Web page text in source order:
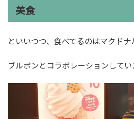
美食
といいつつ、食べてるのはマクド
ブルボンとコラボレーションして